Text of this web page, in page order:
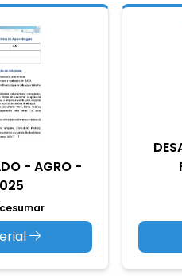
- AGRO -